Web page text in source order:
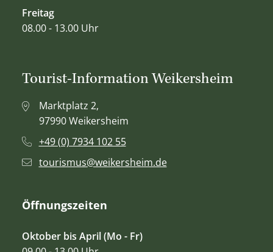
Freitag
08.00 - 13.00 Uhr
Tourist-Information Weikersheim
Marktplatz 2,
97990 Weikersheim
+49 (0) 7934 102 55
tourismus@weikersheim.de
Öffnungszeiten
Oktober bis April (Mo - Fr)